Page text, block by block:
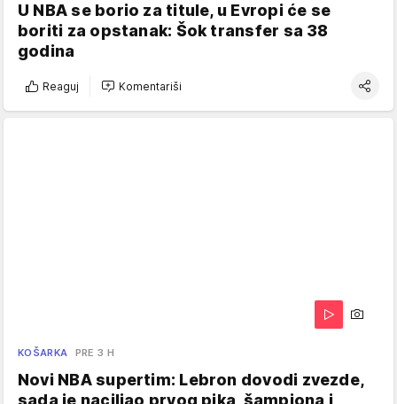
U NBA se borio za titule, u Evropi će se
boriti za opstanak: Šok transfer sa 38
godina
Reaguj Komentariši
KOŠARKA PRE 3 H
Novi NBA supertim: Lebron dovodi zvezde,